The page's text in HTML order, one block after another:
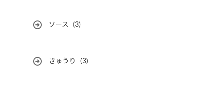
ソース (3)
きゅうり (3)